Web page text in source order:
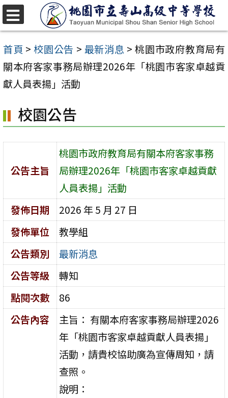
跳
至
主
要
內
區
首頁 > 校園公告 > 最新消息 > 桃園市政府教育局有
關本府客家事務局辦理2026年「桃園市客家卓越貢
獻人員表揚」活動
校園公告
公告主旨
桃園市政府教育局有關本府客家事務
局辦理2026年「桃園市客家卓越貢獻
人員表揚」活動
發佈日期
2026 年 5 月 27 日
發佈單位
教學組
公告類別
最新消息
公告等級
轉知
點閱次數
86
公告內容
主旨： 有關本府客家事務局辦理2026
年「桃園市客家卓越貢獻人員表揚」
活動，請貴校協助廣為宣傳周知，請
查照。
說明：
選
單